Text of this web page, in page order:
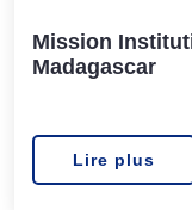
Mission
Madagascar
Lire plus